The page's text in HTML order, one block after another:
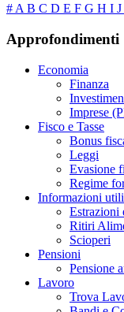
# A B C D E F G H I J
Approfondimenti
Economia
Finanza
Imprese
Fisco e Tasse
Bonus
Leggi
Evasione
Regime
Informazioni utili
Estrazioni
Ritiri
Scioperi
Pensioni
Pensione
Lavoro
Trova